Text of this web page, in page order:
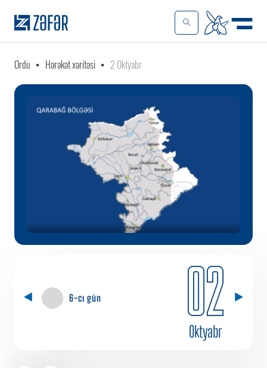
Ordu Hərəkət xəritəsi 2 Oktyabr
6-cı gün 02
Oktyabr